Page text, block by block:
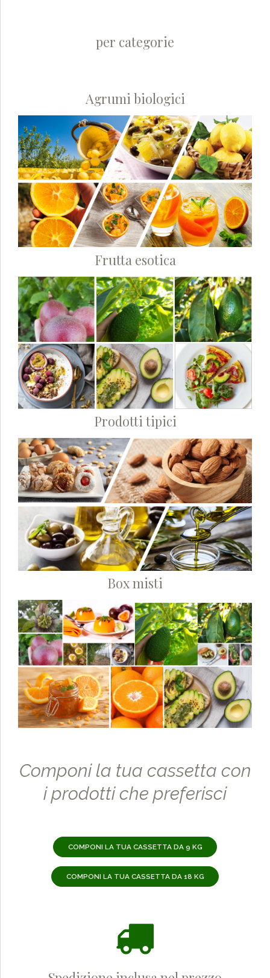
per categorie
Agrumi biologici
Frutta esotica
Prodotti tipici
Box misti
Componi la tua cassetta con
i prodotti che preferisci
COMPONI LA TUA CASSETTA DA 9 KG
COMPONI LA TUA CASSETTA DA 18 KG